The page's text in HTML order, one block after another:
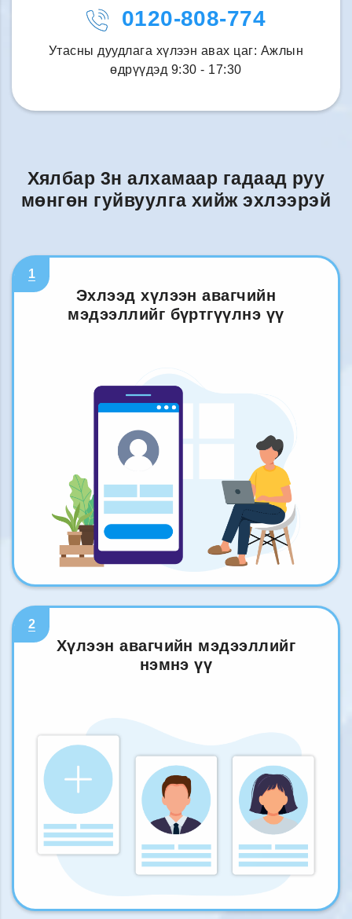
0120-808-774
Утасны дуудлага хүлээн авах цаг: Ажлын
өдрүүдэд 9:30 - 17:30
Хялбар 3н алхамаар гадаад руу
мөнгөн гуйвуулга хийж эхлээрэй
1
Эхлээд хүлээн авагчийн
мэдээллийг бүртгүүлнэ үү
2
Хүлээн авагчийн мэдээллийг
нэмнэ үү